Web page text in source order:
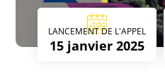
LANCEMENT DE L'APPEL
15 janvier 2025